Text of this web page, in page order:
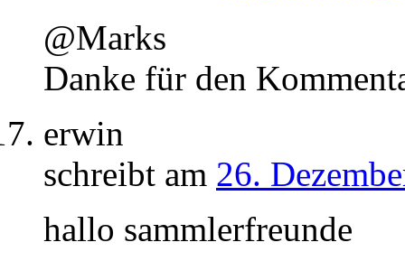
@Marks
Danke für den
erwin
schreibt am 26.
hallo sammlerfreunde